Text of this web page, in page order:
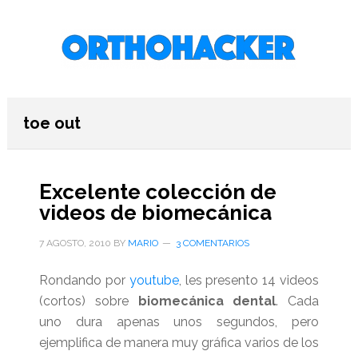
primariatoe out
Excelente colección de
videos de biomecánica
7 AGOSTO, 2010 BY MARIO 3 COMENTARIOS
Rondando poryoutube, les presento 14 videos
(cortos) sobre biomecánica dental. Cada
uno dura apenas unos segundos, pero
ejemplifica de manera muy gráfica varios de los